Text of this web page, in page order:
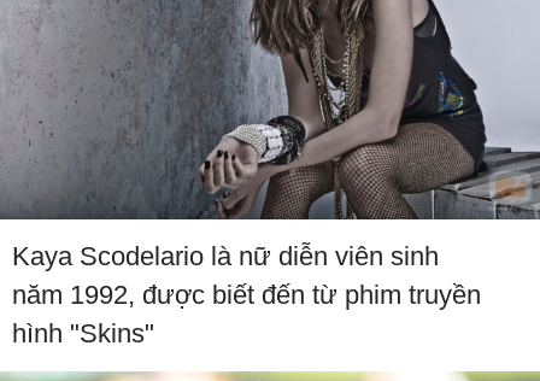
Kaya Scodelario là nữ diễn viên sinh
năm 1992, được biết đến từ phim truyền
hình "Skins"